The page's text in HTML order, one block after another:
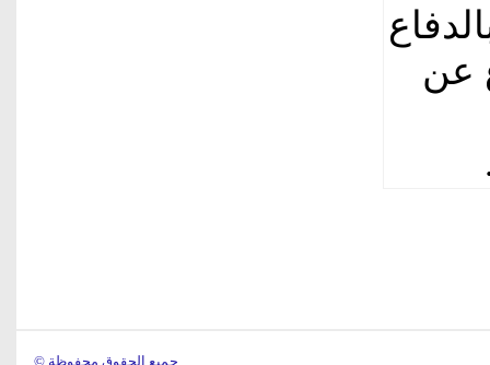
عن
© جميع الحقوق محفوظة